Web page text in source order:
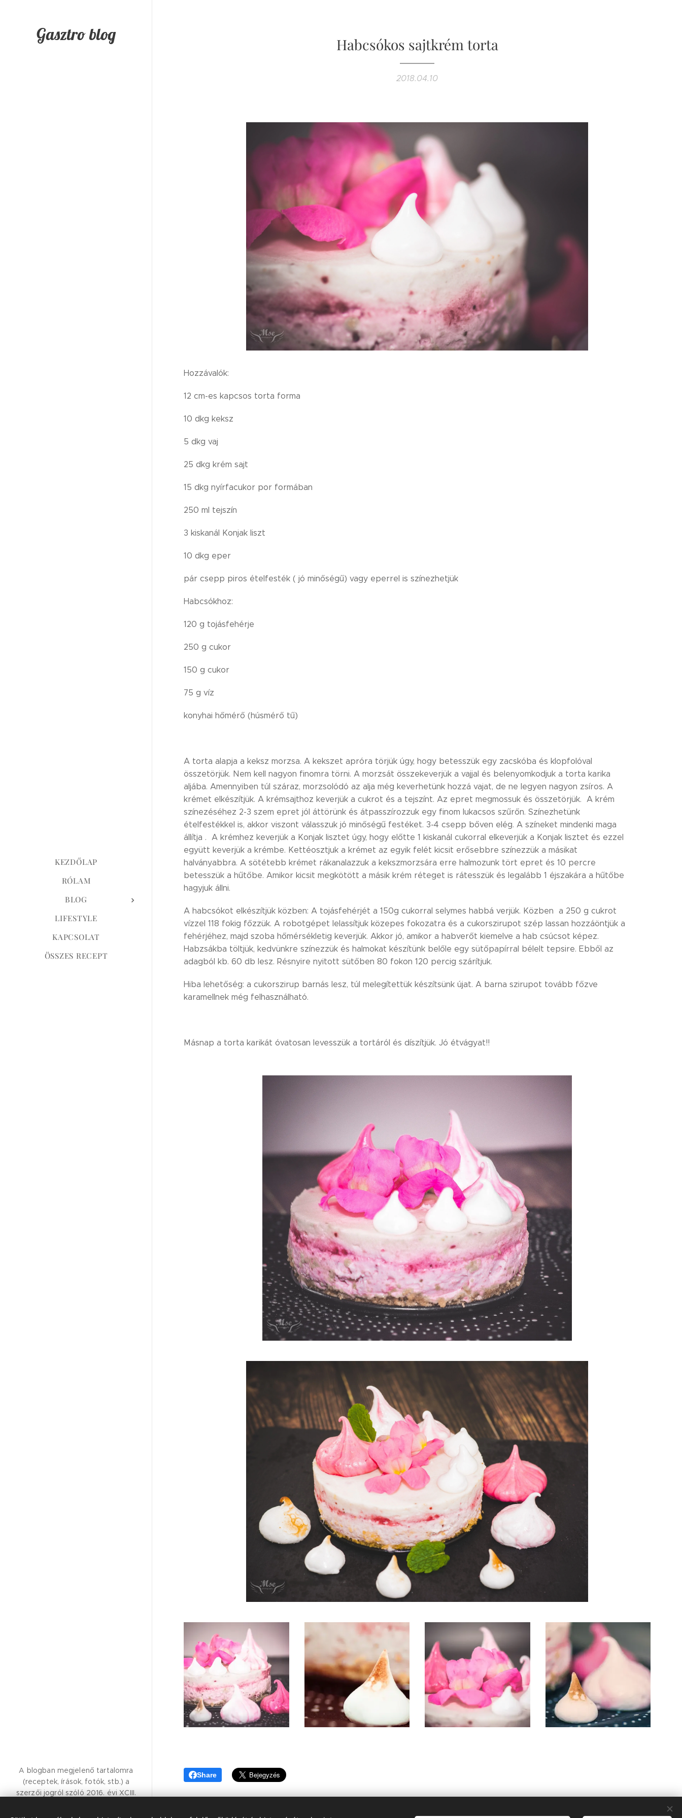
Gasztro blog
KEZDŐLAP
RÓLAM
BLOG
LIFESTYLE
KAPCSOLAT
ÖSSZES RECEPT
Habcsókos sajtkrém torta
2018.04.10
Hozzávalók:
12 cm-es kapcsos torta forma
10 dkg keksz
5 dkg vaj
25 dkg krém sajt
15 dkg nyírfacukor por formában
250 ml tejszín
3 kiskanál Konjak liszt
10 dkg eper
pár csepp piros ételfesték ( jó minőségű) vagy eperrel is színezhetjük
Habcsókhoz:
120 g tojásfehérje
250 g cukor
150 g cukor
75 g víz
konyhai hőmérő (húsmérő tű)
A torta alapja a keksz morzsa. A kekszet apróra törjük úgy, hogy betesszük egy zacskóba és klopfolóval
összetörjük. Nem kell nagyon finomra törni. A morzsát összekeverjük a vajjal és belenyomkodjuk a torta karika
aljába. Amennyiben túl száraz, morzsolódó az alja még keverhetünk hozzá vajat, de ne legyen nagyon zsíros. A
krémet elkészítjük. A krémsajthoz keverjük a cukrot és a tejszínt. Az epret megmossuk és összetörjük. A krém
színezéséhez 2-3 szem epret jól áttörünk és átpasszírozzuk egy finom lukacsos szűrőn. Színezhetünk
ételfestékkel is, akkor viszont válasszuk jó minőségű festéket. 3-4 csepp bőven elég. A színeket mindenki maga
állítja . A krémhez keverjük a Konjak lisztet úgy, hogy előtte 1 kiskanál cukorral elkeverjük a Konjak lisztet és ezzel
együtt keverjük a krémbe. Kettéosztjuk a krémet az egyik felét kicsit erősebbre színezzük a másikat
halványabbra. A sötétebb krémet rákanalazzuk a kekszmorzsára erre halmozunk tört epret és 10 percre
betesszük a hűtőbe. Amikor kicsit megkötött a másik krém réteget is rátesszük és legalább 1 éjszakára a hűtőbe
hagyjuk állni.
A habcsókot elkészítjük közben: A tojásfehérjét a 150g cukorral selymes habbá verjük. Közben a 250 g cukrot
vízzel 118 fokig főzzük. A robotgépet lelassítjuk közepes fokozatra és a cukorszirupot szép lassan hozzáöntjük a
fehérjéhez, majd szoba hőmérsékletig keverjük. Akkor jó, amikor a habverőt kiemelve a hab csúcsot képez.
Habzsákba töltjük, kedvünkre színezzük és halmokat készítünk belőle egy sütőpapírral bélelt tepsire. Ebből az
adagból kb. 60 db lesz. Résnyire nyitott sütőben 80 fokon 120 percig szárítjuk.
Hiba lehetőség: a cukorszirup barnás lesz, túl melegítettük készítsünk újat. A barna szirupot tovább főzve
karamellnek még felhasználható.
Másnap a torta karikát óvatosan levesszük a tortáról és díszítjük. Jó étvágyat!!
Share
A blogban megjelenő tartalomra
(receptek, írások, fotók, stb.) a
szerzői jogról szóló 2016. évi XCIII.
felhasználásához kérjen